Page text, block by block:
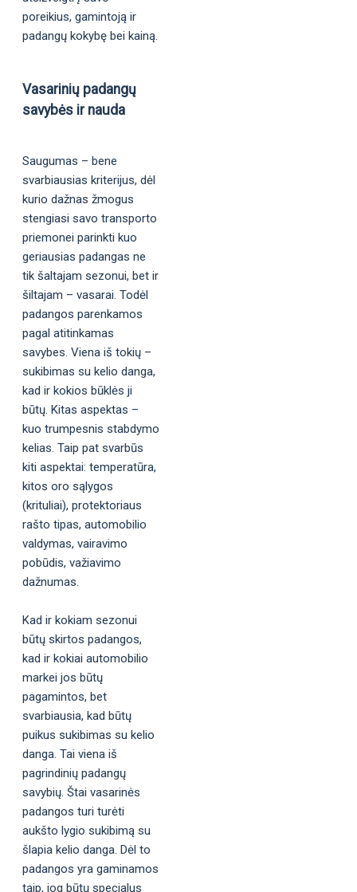
poreikius, gamintoją ir
padangų kokybę bei kainą.
Vasarinių padangų
savybės ir nauda
Saugumas – bene
svarbiausias kriterijus, dėl
kurio dažnas žmogus
stengiasi savo transporto
priemonei parinkti kuo
geriausias padangas ne
tik šaltajam sezonui, bet ir
šiltajam – vasarai. Todėl
padangos parenkamos
pagal atitinkamas
savybes. Viena iš tokių –
sukibimas su kelio danga,
kad ir kokios būklės ji
būtų. Kitas aspektas –
kuo trumpesnis stabdymo
kelias. Taip pat svarbūs
kiti aspektai: temperatūra,
kitos oro sąlygos
(krituliai), protektoriaus
rašto tipas, automobilio
valdymas, vairavimo
pobūdis, važiavimo
dažnumas.
Kad ir kokiam sezonui
būtų skirtos padangos,
kad ir kokiai automobilio
markei jos būtų
pagamintos, bet
svarbiausia, kad būtų
puikus sukibimas su kelio
danga. Tai viena iš
pagrindinių padangų
savybių. Štai vasarinės
padangos turi turėti
aukšto lygio sukibimą su
šlapia kelio danga. Dėl to
padangos yra gaminamos
taip, jog būtų specialus